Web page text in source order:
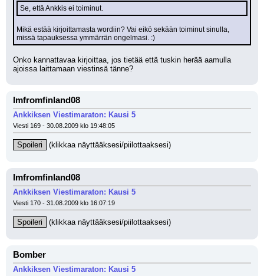
Se, että Ankkis ei toiminut.
Mikä estää kirjoittamasta wordiin? Vai eikö sekään toiminut sinulla,
missä tapauksessa ymmärrän ongelmasi. :)
Onko kannattavaa kirjoittaa, jos tietää että tuskin herää aamulla
ajoissa laittamaan viestinsä tänne?
Imfromfinland08
Ankkiksen Viestimaraton: Kausi 5
Viesti 169 - 30.08.2009 klo 19:48:05
Spoileri (klikkaa näyttääksesi/piilottaaksesi)
Imfromfinland08
Ankkiksen Viestimaraton: Kausi 5
Viesti 170 - 31.08.2009 klo 16:07:19
Spoileri (klikkaa näyttääksesi/piilottaaksesi)
Bomber
Ankkiksen Viestimaraton: Kausi 5